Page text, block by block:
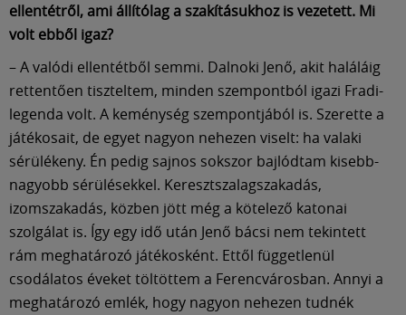
ellentétről, ami állítólag a szakításukhoz is vezetett. Mi
volt ebből igaz?
– A valódi ellentétből semmi. Dalnoki Jenő, akit haláláig
rettentően tiszteltem, minden szempontból igazi Fradi-
legenda volt. A keménység szempontjából is. Szerette a
játékosait, de egyet nagyon nehezen viselt: ha valaki
sérülékeny. Én pedig sajnos sokszor bajlódtam kisebb-
nagyobb sérülésekkel. Keresztszalagszakadás,
izomszakadás, közben jött még a kötelező katonai
szolgálat is. Így egy idő után Jenő bácsi nem tekintett
rám meghatározó játékosként. Ettől függetlenül
csodálatos éveket töltöttem a Ferencvárosban. Annyi a
meghatározó emlék, hogy nagyon nehezen tudnék